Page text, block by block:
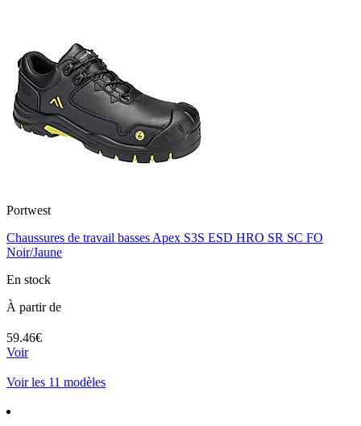
Portwest
Chaussures de travail basses Apex S3S ESD HRO SR SC FO
Noir/Jaune
En stock
À partir de
59.46€
Voir
Voir les 11 modèles